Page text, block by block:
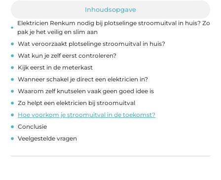
Inhoudsopgave
Elektricien Renkum nodig bij plotselinge stroomuitval in huis? Zo
pak je het veilig en slim aan
Wat veroorzaakt plotselinge stroomuitval in huis?
Wat kun je zelf eerst controleren?
Kijk eerst in de meterkast
Wanneer schakel je direct een elektricien in?
Waarom zelf knutselen vaak geen goed idee is
Zo helpt een elektricien bij stroomuitval
Hoe voorkom je stroomuitval in de toekomst?
Conclusie
Veelgestelde vragen